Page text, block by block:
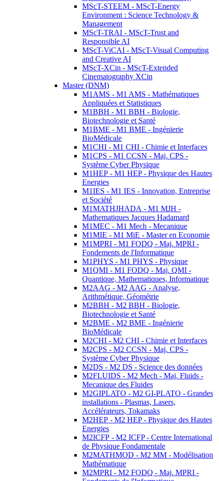
MScT-STEEM - MScT-Energy
Environment : Science Technology &
Management
MScT-TRAI - MScT-Trust and
Responsible AI
MScT-ViCAI - MScT-Visual Computing
and Creative AI
MScT-XCin - MScT-Extended
Cinematography XCin
Master (DNM)
M1AMS - M1 AMS - Mathématiques
Appliquées et Statistiques
M1BBH - M1 BBH - Biologie,
Biotechnologie et Santé
M1BME - M1 BME - Ingénierie
BioMédicale
M1CHI - M1 CHI - Chimie et Interfaces
M1CPS - M1 CCSN - Maj. CPS -
Système Cyber Physique
M1HEP - M1 HEP - Physique des Hautes
Energies
M1IES - M1 IES - Innovation, Entreprise
et Société
M1MATHJHADA - M1 MJH -
Mathematiques Jacques Hadamard
M1MEC - M1 Mech - Mecanique
M1MIE - M1 MiE - Master en Economie
M1MPRI - M1 FODQ - Maj. MPRI -
Fondements de l'Informatique
M1PHYS - M1 PHYS - Physique
M1QMI - M1 FODQ - Maj. QMI -
Quantique, Mathematiques, Informatique
M2AAG - M2 AAG - Analyse,
Arithmétique, Géométrie
M2BBH - M2 BBH - Biologie,
Biotechnologie et Santé
M2BME - M2 BME - Ingénierie
BioMédicale
M2CHI - M2 CHI - Chimie et Interfaces
M2CPS - M2 CCSN - Maj. CPS -
Système Cyber Physique
M2DS - M2 DS - Science des données
M2FLUIDS - M2 Mech - Maj. Fluids -
Mecanique des Fluides
M2GIPLATO - M2 GI-PLATO - Grandes
installations - Plasmas, Lasers,
Accélérateurs, Tokamaks
M2HEP - M2 HEP - Physique des Hautes
Energies
M2ICFP - M2 ICFP - Centre International
de Physique Fondamentale
M2MATHMOD - M2 MM - Modélisation
Mathématique
M2MPRI - M2 FODQ - Maj. MPRI -